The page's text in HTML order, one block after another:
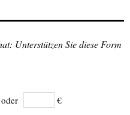
Unterstützen Sie diese Form
oder €